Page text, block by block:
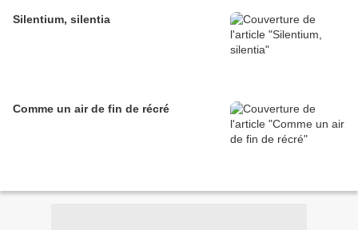
Silentium, silentia
Comme un air de fin de récré